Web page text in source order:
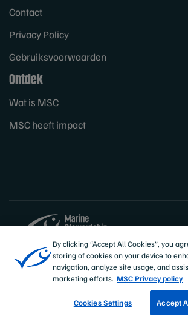
Contact
Privacy Policy
Gebruiksvoorwaarden
Ontdek
Wat is MSC
MSC heeft impact
Sites
België
By clicking “Accept All Cookies”, you
storing of cookies on your device to
navigation, analyze site usage, and
marketing efforts. MSC Privacy policy
Cookies Settings Accept